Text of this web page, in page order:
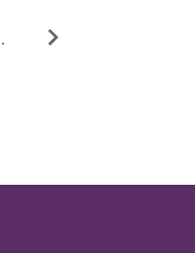
Luís Silva